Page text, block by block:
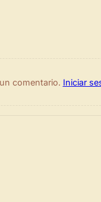
comentario. Iniciar